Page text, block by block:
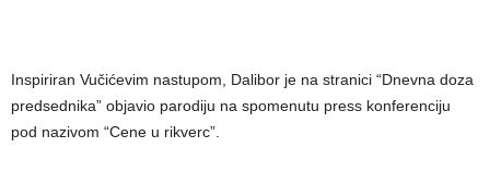
Inspiriran Vučićevim nastupom, Dalibor je na stranici “Dnevna doza
predsednika” objavio parodiju na spomenutu press konferenciju
pod nazivom “Cene u rikverc”.